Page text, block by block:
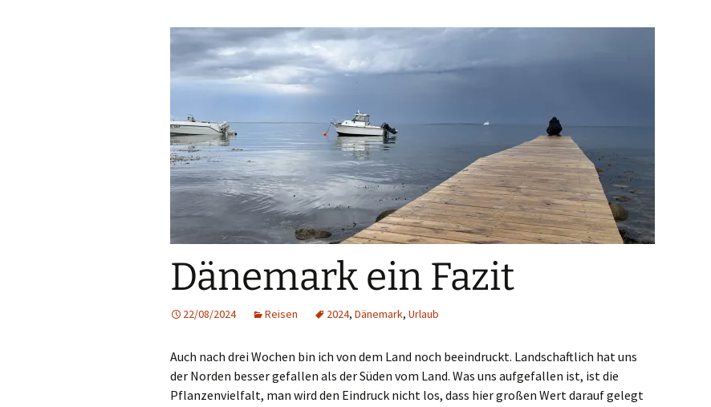
Dänemark ein Fazit
22/08/2024 Reisen 2024, Dänemark, Urlaub
Auch nach drei Wochen bin ich von dem Land noch beeindruckt. Landschaftlich hat uns
der Norden besser gefallen als der Süden vom Land. Was uns aufgefallen ist, ist die
Pflanzenvielfalt, man wird den Eindruck nicht los, dass hier großen Wert darauf gelegt